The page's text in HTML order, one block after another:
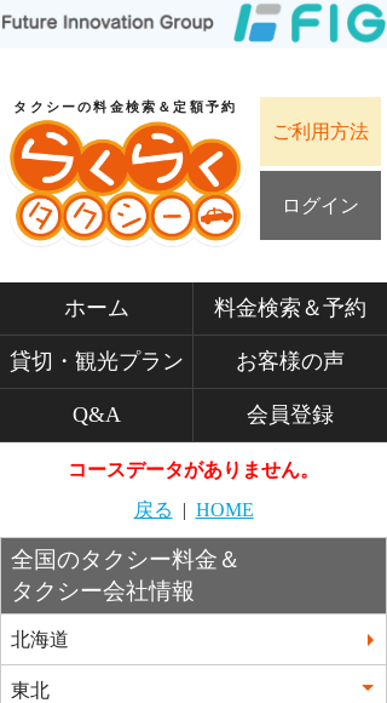
タクシーの料金検索＆定額予約
ご利用方法
ログイン
ホーム 料金検索＆予約
貸切・観光プラン お客様の声
Q&A 会員登録
コースデータがありません。
戻る
HOME
全国のタクシー料金＆
タクシー会社情報
北海道
東北